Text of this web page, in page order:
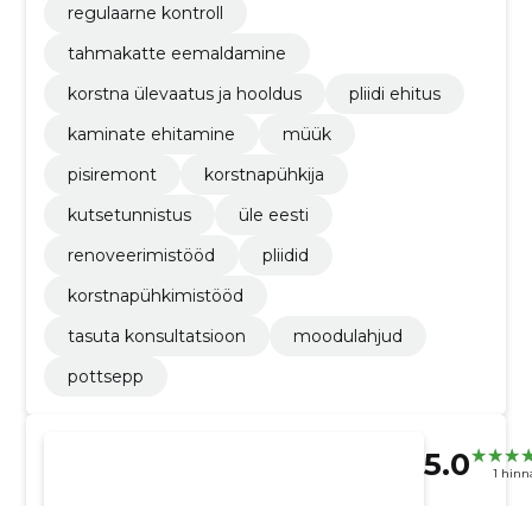
regulaarne kontroll
tahmakatte eemaldamine
korstna ülevaatus ja hooldus
pliidi ehitus
kaminate ehitamine
müük
pisiremont
korstnapühkija
kutsetunnistus
üle eesti
renoveerimistööd
pliidid
korstnapühkimistööd
tasuta konsultatsioon
moodulahjud
pottsepp
5.0 1